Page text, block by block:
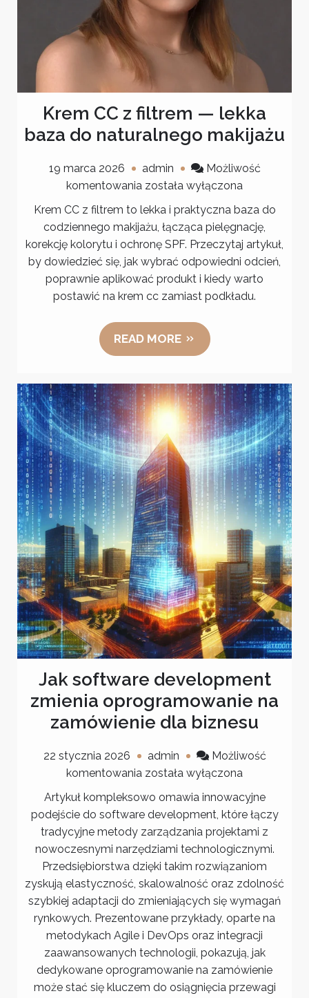
Krem CC z filtrem — lekka
baza do naturalnego makijażu
19 marca 2026 admin
Możliwość
komentowania Krem
filtrem
lekka
baza
naturalnego
makijażu
została wyłączona
Krem CC z filtrem to lekka i praktyczna baza do
codziennego makijażu, łącząca pielęgnację,
korekcję kolorytu i ochronę SPF. Przeczytaj artykuł,
by dowiedzieć się, jak wybrać odpowiedni odcień,
poprawnie aplikować produkt i kiedy warto
postawić na krem cc zamiast podkładu.
READ MORE
Jak software development
zmienia oprogramowanie na
zamówienie dla biznesu
22 stycznia 2026 admin
Możliwość
komentowania Jak
zmienia
oprogramowanie
zamówienie
biznesu
została wyłączona
Artykuł kompleksowo omawia innowacyjne
podejście do software development, które łączy
tradycyjne metody zarządzania projektami z
nowoczesnymi narzędziami technologicznymi.
Przedsiębiorstwa dzięki takim rozwiązaniom
zyskują elastyczność, skalowalność oraz zdolność
szybkiej adaptacji do zmieniających się wymagań
rynkowych. Prezentowane przykłady, oparte na
metodykach Agile i DevOps oraz integracji
zaawansowanych technologii, pokazują, jak
dedykowane oprogramowanie na zamówienie
może stać się kluczem do osiągnięcia przewagi